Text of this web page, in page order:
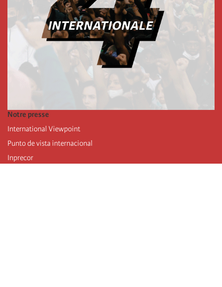
Notre presse
International Viewpoint
Punto de vista internacional
Inprecor